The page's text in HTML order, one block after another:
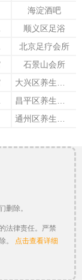
海淀酒吧
顺义区足浴
北京足疗会所
石景山会所
删除。
法律责任。严禁
。 点击查看详细